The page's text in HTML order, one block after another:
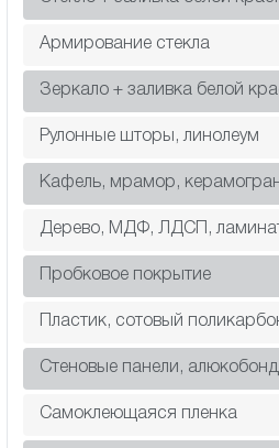
Армирование стекла
Зеркало + заливка белой
Рулонные шторы, линолеум
Кафель, мрамор,
Дерево, МДФ, ЛДСП,
Пробковое покрытие
Пластик, сотовый
Cтеновые панели, алюкобонд
Самоклеющаяся пленка